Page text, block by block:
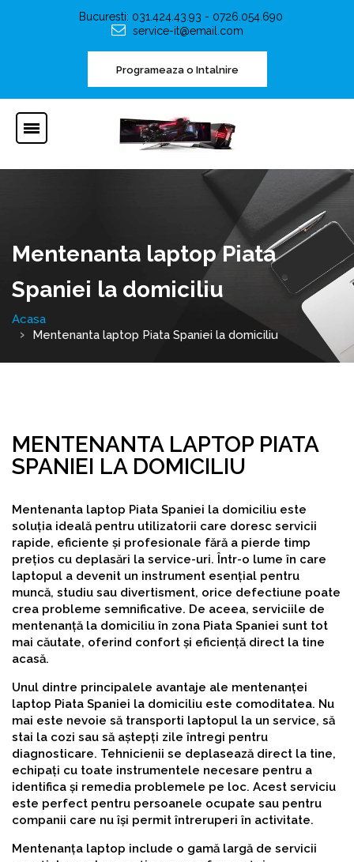
Bucuresti: 031.424.43.93 - 0726.054.690
service-it@email.com
Programeaza o Intalnire
Mentenanta laptop Piata
Spaniei la domiciliu
Acasa
Mentenanta laptop Piata Spaniei la domiciliu
MENTENANTA LAPTOP PIATA
SPANIEI LA DOMICILIU
Mentenanta laptop Piata Spaniei la domiciliu este
soluția ideală pentru utilizatorii care doresc servicii
rapide, eficiente și profesionale fără a pierde timp
prețios cu deplasări la service-uri. Într-o lume în care
laptopul a devenit un instrument esențial pentru
muncă, studiu sau divertisment, orice defectiune poate
crea probleme semnificative. De aceea, serviciile de
mentenanță la domiciliu în zona Piata Spaniei sunt tot
mai căutate, oferind confort și eficiență direct la tine
acasă.
Unul dintre principalele avantaje ale mentenanței
laptop Piata Spaniei la domiciliu este comoditatea. Nu
mai este nevoie să transporti laptopul la un service, să
stai la cozi sau să aștepți zile întregi pentru
diagnosticare. Tehnicienii se deplasează direct la tine,
echipați cu toate instrumentele necesare pentru a
identifica și remedia problemele pe loc. Acest serviciu
este perfect pentru persoanele ocupate sau pentru
companii care nu își permit întreruperi în activitate.
Mentenanța laptop include o gamă largă de servicii